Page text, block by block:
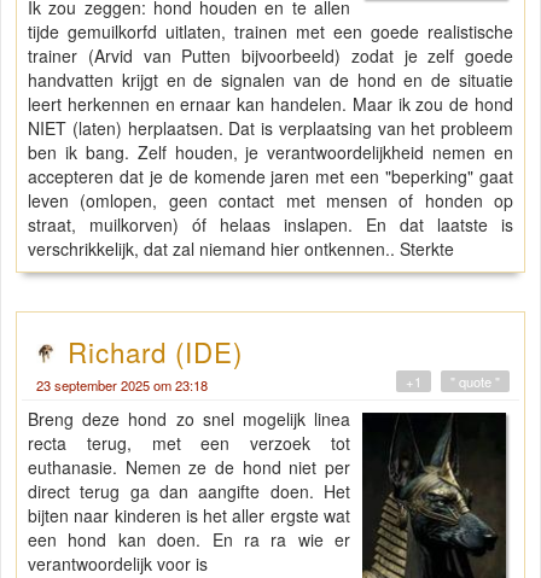
Ik zou zeggen: hond houden en te allen
tijde gemuilkorfd uitlaten, trainen met een goede realistische
trainer (Arvid van Putten bijvoorbeeld) zodat je zelf goede
handvatten krijgt en de signalen van de hond en de situatie
leert herkennen en ernaar kan handelen. Maar ik zou de hond
NIET (laten) herplaatsen. Dat is verplaatsing van het probleem
ben ik bang. Zelf houden, je verantwoordelijkheid nemen en
accepteren dat je de komende jaren met een "beperking" gaat
leven (omlopen, geen contact met mensen of honden op
straat, muilkorven) óf helaas inslapen. En dat laatste is
verschrikkelijk, dat zal niemand hier ontkennen.. Sterkte
Richard (IDE)
23 september 2025 om 23:18 " quote "
+1
Breng deze hond zo snel mogelijk linea
recta terug, met een verzoek tot
euthanasie. Nemen ze de hond niet per
direct terug ga dan aangifte doen. Het
bijten naar kinderen is het aller ergste wat
een hond kan doen. En ra ra wie er
verantwoordelijk voor is